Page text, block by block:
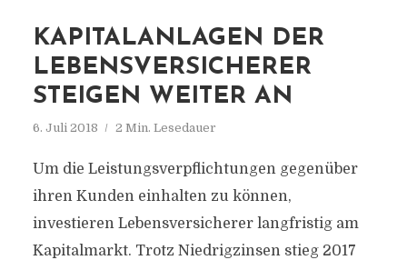
KAPITALANLAGEN DER
LEBENSVERSICHERER
STEIGEN WEITER AN
6. Juli 2018 2 Min. Lesedauer
Um die Leistungsverpflichtungen gegenüber
ihren Kunden einhalten zu können,
investieren Lebensversicherer langfristig am
Kapitalmarkt. Trotz Niedrigzinsen stieg 2017